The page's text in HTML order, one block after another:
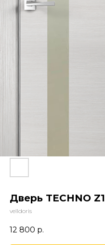
Дверь TECHNO Z1
velldoris
12 800 р.